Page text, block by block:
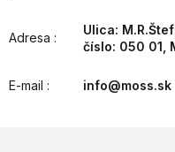
Adresa :
Ulica:
číslo: 050 01,
E-mail : info@moss.sk